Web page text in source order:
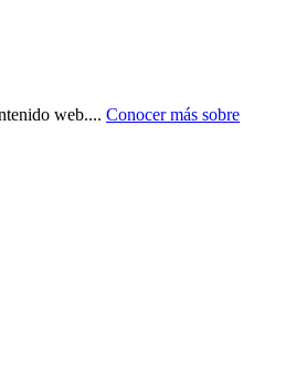
web.... Conocer más sobre